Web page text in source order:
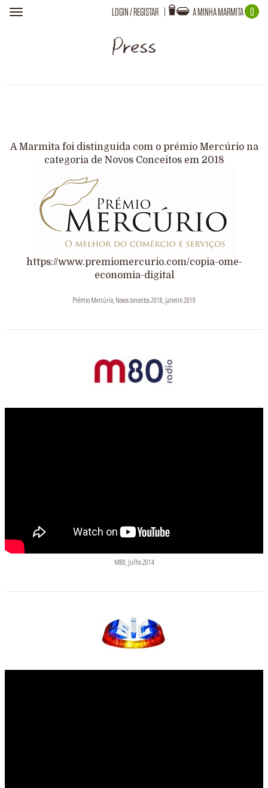
Toggle
A MINHA MARMITA 0
A TUA MARMITA ESTÁ VAZIA!
LOGIN/REGISTAR
Login
Press
A Marmita foi distinguida com o prémio Mercúrio na
categoria de Novos Conceitos em 2018
https://www.premiomercurio.com/copia-ome-
economia-digital
Prémio Mercúrio, Novos conceitos 2018, Janeiro 2019
M80, Julho 2014